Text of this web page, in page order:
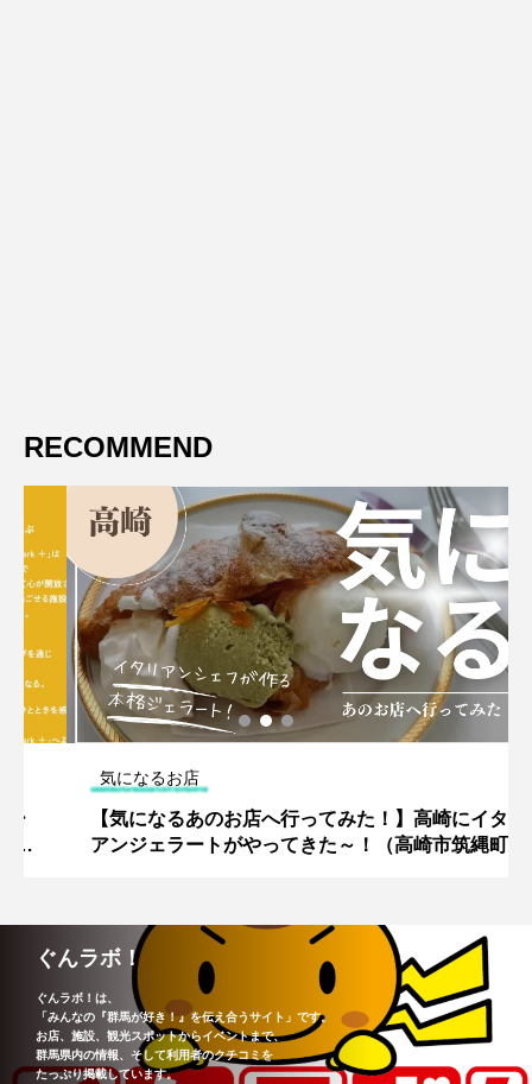
RECOMMEND
気になるお店
【気になるあのお店へ行ってみた！】高崎にイタリ
アンジェラートがやってきた～！（高崎市筑縄町）
ぐんラボ！
ぐんラボ！は、
「みんなの『群馬が好き！』を伝え合うサイト」です。
お店、施設、観光スポットからイベントまで、
群馬県内の情報、そして利用者のクチコミを
たっぷり掲載しています。